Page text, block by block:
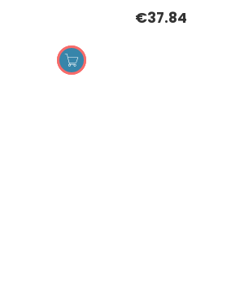
OPTIES SELECTEREN
€37.84